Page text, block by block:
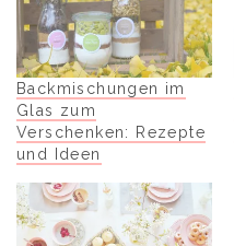
Backmischungen im
Glas zum
Verschenken: Rezepte
und Ideen